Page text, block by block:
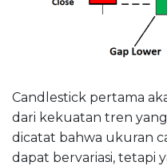
Candlestick pertama
dari kekuatan tren
dicatat bahwa ukuran
dapat bervariasi, tetapi